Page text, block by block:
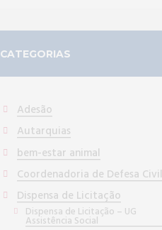
CATEGORIAS
Adesão
Autarquias
bem-estar animal
Coordenadoria de Defesa Civil
Dispensa de Licitação
Dispensa de Licitação – UG
Assistência Social